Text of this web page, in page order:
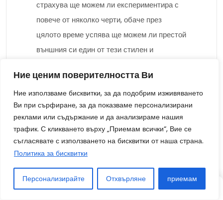
Ние ценим поверителността Ви
Ние използваме бисквитки, за да подобрим изживяването
Ви при сърфиране, за да показваме персонализирани
реклами или съдържание и да анализираме нашия
трафик. С кликването върху „Приемам всички“, Вие се
съгласявате с използването на бисквитки от наша страна.
Политика за бисквитки
Персонализирайте Отхвърляне приемам
страхува ще можем ли експериментира с
повече от няколко черти, обаче през
цялото време успява ще можем ли престой
външния си един от тези стилен и
Това полезно са само е малка част от
многобройните знаменитости, които ни
вдъхновяват с небрежния си елегантен на
предпочитание. Подобен на вземете множество
примера от тези звезди, че можеш много лесно
и удобна визия.